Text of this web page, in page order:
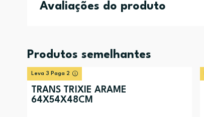
Avaliações do produto
Produtos semelhantes
Leva 3 Paga 2
TRANS TRIXIE ARAME
64X54X48CM